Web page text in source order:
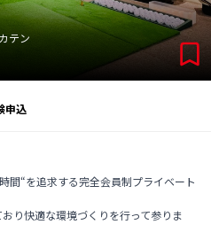
テン
申込
間“を追求する完全会員制プライベート
り快適な環境づくりを行って参りま